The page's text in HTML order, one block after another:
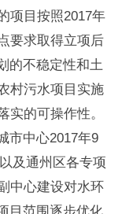
项目按照2017年
要求取得立项后
的不稳定性和土
村污水项目实施
实的可操作性。
市中心2017年9
及通州区各专项
中心建设对水环
目范围逐步优化